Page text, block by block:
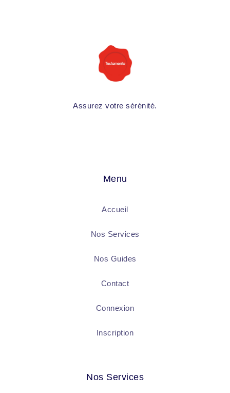
Assurez votre sérénité.
Menu
Accueil
Nos Services
Nos Guides
Contact
Connexion
Inscription
Nos Services